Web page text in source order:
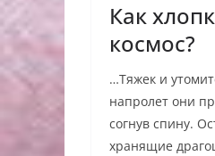
Как
космос?
…Тяжек и
напролет они
согнув спину.
хранящие